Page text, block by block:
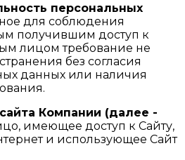
персональных
для соблюдения
получившим доступ к
лицом требование не
без согласия
данных или наличия
Компании (далее -
имеющее доступ к Сайту,
и использующее Сайт